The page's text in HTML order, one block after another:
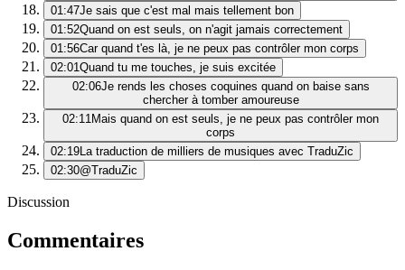
01:47Je sais que c'est mal mais tellement bon
01:52Quand on est seuls, on n'agit jamais correctement
01:56Car quand t'es là, je ne peux pas contrôler mon corps
02:01Quand tu me touches, je suis excitée
02:06Je rends les choses coquines quand on baise sans
chercher à tomber amoureuse
02:11Mais quand on est seuls, je ne peux pas contrôler mon
corps
02:19La traduction de milliers de musiques avec TraduZic
02:30@TraduZic
Discussion
Commentaires